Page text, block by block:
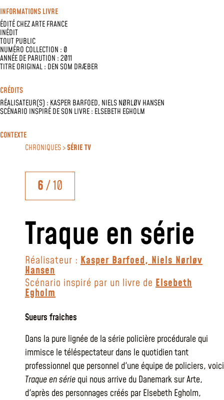
INFORMATIONS LIVRE
ÉDITÉ CHEZARTE FRANCE
INÉDIT
TOUT PUBLIC
NUMÉRO COLLECTION : 0
ANNÉE DE PARUTION : 2011
TITRE ORIGINAL : DEN SOM DRÆBER
CRÉDITS
RÉALISATEUR(S) : KASPER BARFOED, NIELS NØRLØV HANSEN
SCÉNARIO INSPIRÉ DE SON LIVRE : ELSEBETH EGHOLM
CONTEXTE
CHRONIQUES >SÉRIE TV
6/ 10
Traque en série
Réalisateur : Kasper Barfoed,Niels Nørløv
Hansen
Scénario inspiré par un livre de Elsebeth
Egholm
Sueurs fraiches
Dans la pure lignée de la série policière procédurale qui
immisce le téléspectateur dans le quotidien tant
professionnel que personnel d'une équipe de policiers, voici
Traque en série qui nous arrive du Danemark sur Arte,
d'après des personnages créés par Elsebeth Egholm,